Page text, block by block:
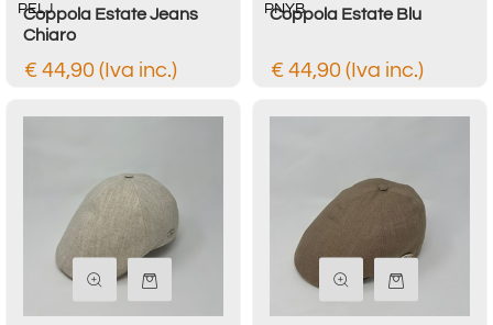
PELJ
Coppola Estate Jeans
Chiaro
€ 44,90 (Iva inc.)
PNYB
Coppola Estate Blu
€ 44,90 (Iva inc.)
Quantità